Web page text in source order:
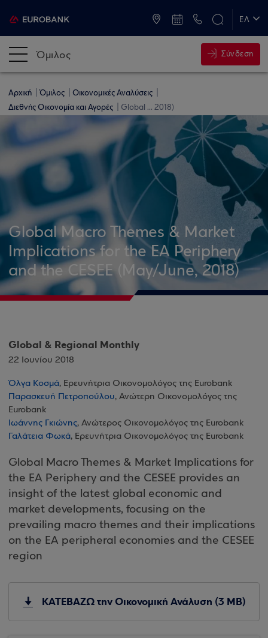
ΕΛ
Όμιλος Σύνδεση
Αρχική Όμιλος
Οικονομικές Αναλύσεις
Διεθνής Οικονομία και Αγορές
Global ... 2018)
Global Macro Themes & Market
Implications for the EA Periphery
and the CESEE (May/June, 2018)
Global & Regional Monthly
22 Ιουνίου 2018
Όλγα Κοσμά, Ερευνήτρια Οικονομολόγος της Eurobank
Παρασκευή Πετροπούλου, Ανώτερη Οικονομολόγος της
Eurobank
Ιωάννης Γκιώνης, Ανώτερος Οικονομολόγος της Eurobank
Γαλάτεια Φωκά, Ερευνήτρια Οικονομολόγος της Eurobank
Global Macro Themes & Market Implications for
the EA Periphery and the CESEE provides an
insight of the latest global economic and
market developments, focusing on the
prevailing macro themes and their implications
on the EA peripheral economies and the CESEE
region
ΚΑΤΕΒΑΖΩ την Οικονομική Ανάλυση (3 MB)